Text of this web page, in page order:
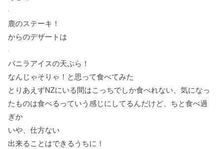
鹿のステーキ！
からのデザートは
バニラアイスの天ぷら！
なんじゃそりゃ！と思って食べてみた
とりあえずNZにいる間はこっちでしか食べれない、気になっ
たものは食べるっていう感じにしてるんだけど、ちと食べ過
ぎか
いや、仕方ない
出来ることはできるうちに！